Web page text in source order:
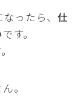
なったら、仕
です。
。